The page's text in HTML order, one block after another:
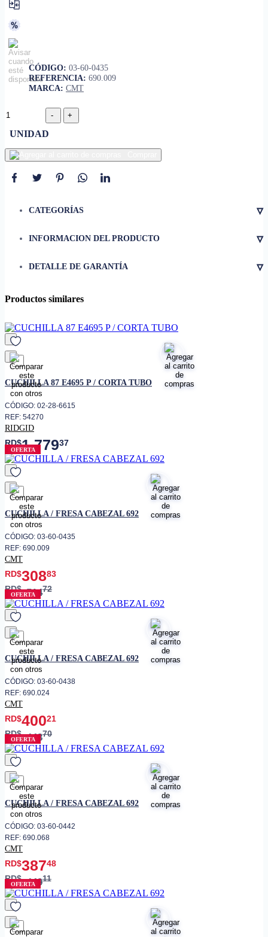
CÓDIGO: 03-60-0435
REFERENCIA: 690.009
MARCA: CMT
UNIDAD
CATEGORÍAS ▿
INFORMACION DEL PRODUCTO ▿
• Dimensiones
• Compatibilidad
• Aplicaciones
Fabricación de molduras y
2 piezas
DETALLE DE GARANTÍA ▿
Productos similares
favorito
CUCHILLA 87 E4695 P / CORTA TUBO
CÓDIGO: 02-28-6615
REF: 54270
RIDGID
RD$1,77937
OFERTA
favorito
CUCHILLA / FRESA CABEZAL 692
CÓDIGO: 03-60-0435
REF: 690.009
CMT
RD$30883
RD$51472
OFERTA
favorito
CUCHILLA / FRESA CABEZAL 692
CÓDIGO: 03-60-0438
REF: 690.024
CMT
RD$40021
RD$44370
OFERTA
favorito
CUCHILLA / FRESA CABEZAL 692
CÓDIGO: 03-60-0442
REF: 690.068
CMT
RD$38748
RD$44911
OFERTA